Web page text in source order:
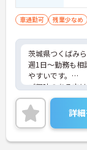
車通勤可 残業少なめ
茨城県つくばみ
週1日～勤務も相
やすいです。
ご興味のある方
お気軽にお問い
詳